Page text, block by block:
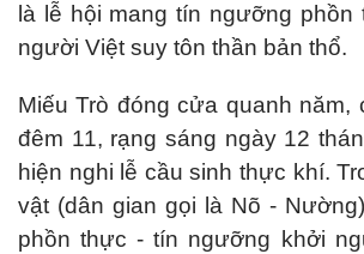
là lễ hội mang tín ngưỡng
người Việt suy tôn thần bản thổ.
Miếu Trò đóng cửa quanh năm,
đêm 11, rạng sáng ngày 12
hiện nghi lễ cầu sinh thực khí.
vật (dân gian gọi là Nõ -
phồn thực - tín ngưỡng khởi